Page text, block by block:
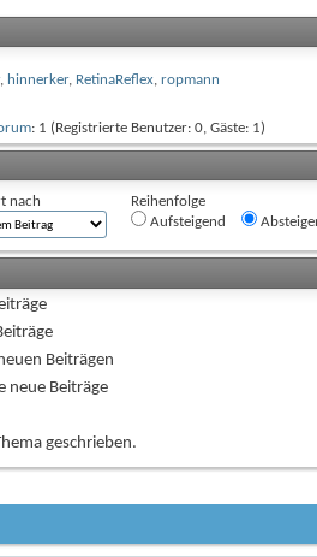
, hinnerker, RetinaReflex, ropmann
: 1 (Registrierte Benutzer: 0, Gäste: 1)
nach
Reihenfolge
Aufsteigend
Beiträgen
neue Beiträge
geschrieben.